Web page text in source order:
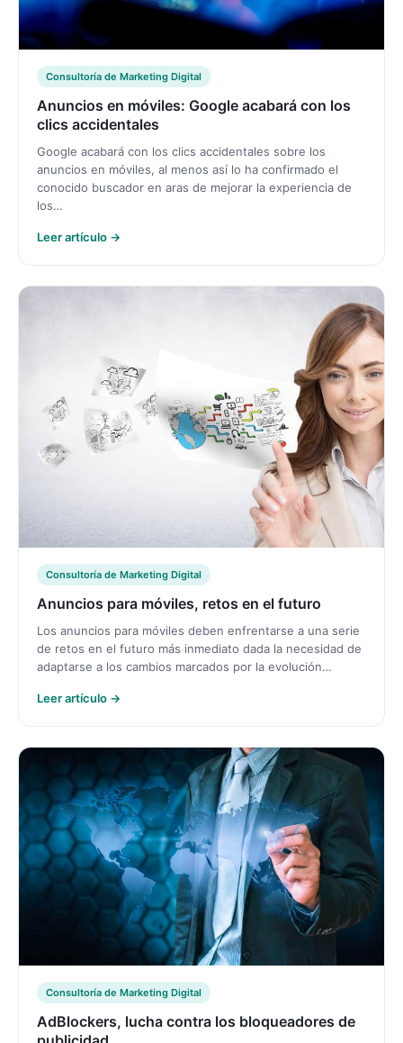
Consultoría de Marketing Digital
Anuncios en móviles: Google acabará con los
clics accidentales
Google acabará con los clics accidentales sobre los
anuncios en móviles, al menos así lo ha confirmado el
conocido buscador en aras de mejorar la experiencia de
los…
Leer artículo →
Consultoría de Marketing Digital
Anuncios para móviles, retos en el futuro
Los anuncios para móviles deben enfrentarse a una serie
de retos en el futuro más inmediato dada la necesidad de
adaptarse a los cambios marcados por la evolución…
Leer artículo →
Consultoría de Marketing Digital
AdBlockers, lucha contra los bloqueadores de